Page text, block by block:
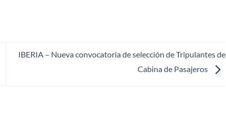
IBERIA – Nueva convocatoria de selección de Tripulantes de
Cabina de Pasajeros